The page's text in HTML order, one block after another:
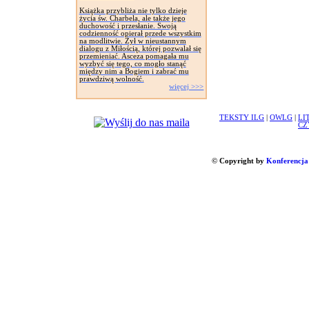
Książka przybliża nie tylko dzieje
życia św. Charbela, ale także jego
duchowość i przesłanie. Swoją
codzienność opierał przede wszystkim
na modlitwie. Żył w nieustannym
dialogu z Miłością, której pozwalał się
przemieniać. Asceza pomagała mu
wyzbyć się tego, co mogło stanąć
między nim a Bogiem i zabrać mu
prawdziwą wolność.
więcej >>>
TEKSTY ILG OWLG
© Copyright by Konferencja